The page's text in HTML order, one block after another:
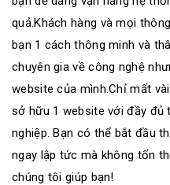
quả.Khách hàng và mọi
bạn 1 cách thông minh và
chuyên gia về công nghệ
website của mình.Chỉ mất
sở hữu 1 website với đầy đủ
nghiệp. Bạn có thể bắt đầu
ngay lập tức mà không tốn
chúng tôi giúp bạn!